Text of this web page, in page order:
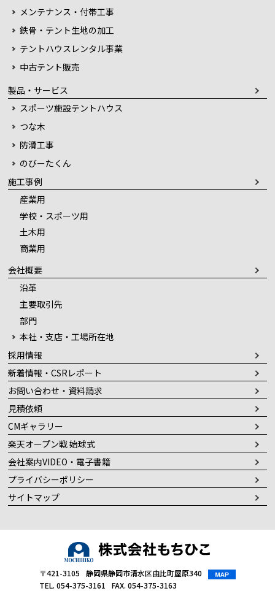
メンテナンス・付帯工事
鉄骨・テント生地の加工
テントハウスレンタル事業
中古テント販売
製品・サービス
スポーツ施設テントハウス
つな木
防滑工事
のびーたくん
施工事例
産業用
学校・スポーツ用
土木用
商業用
会社概要
沿革
主要取引先
部門
本社・支店・工場所在地
採用情報
新着情報・CSRレポート
お問い合わせ・資料請求
見積依頼
CMギャラリー
楽天オープン戦 始球式
会社案内VIDEO・電子書籍
プライバシーポリシー
サイトマップ
〒421-3105
静岡県静岡市清水区由比町屋原340
TEL. 054-375-3161
FAX. 054-375-3163